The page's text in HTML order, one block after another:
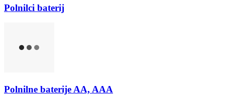
Polnilci baterij
Polnilne baterije AA, AAA